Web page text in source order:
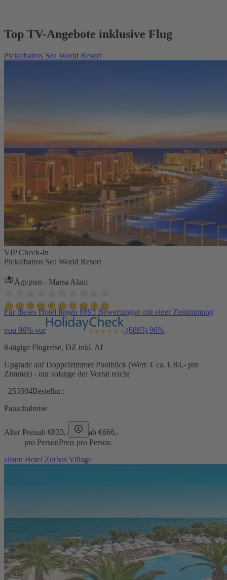
Top TV-Angebote inklusive Flug
Pickalbatros Sea World Resort
VIP Check-In
Pickalbatros Sea World Resort
Ägypten - Marsa Alam
Für dieses Hotel liegen 6893 Bewertungen mit einer Zustimmung
von 96% vor (6893) 96%
8-tägige Flugreise, DZ inkl. AI
Upgrade auf Doppelzimmer Poolblick (Wert: € ca. € 84,- pro
Zimmer) - nur solange der Vorrat reicht
253504Bestellnr.:
Pauschalreise
Alter Preisab €833,- ab €666,-
pro PersonPreis pro Person
allsun Hotel Zorbas Village